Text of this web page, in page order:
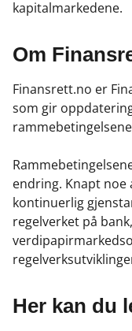
kapitalmarkedene.
Om
Finansrett.no er
som gir
endring. Knapt
kontinuerlig
regelverket på
Her kan du